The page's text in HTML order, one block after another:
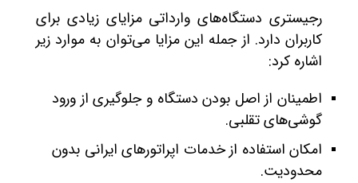
رجیستری دستگاه‌های وارداتی مزایای زیادی برای
کاربران دارد. از جمله این مزایا می‌توان به موارد زیر
اشاره کرد:
اطمینان از اصل بودن دستگاه و جلوگیری از ورود
گوشی‌های تقلبی.
امکان استفاده از خدمات اپراتورهای ایرانی بدون
محدودیت.